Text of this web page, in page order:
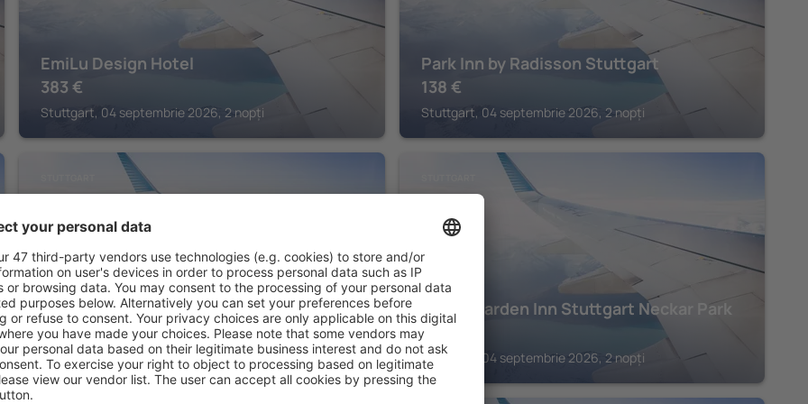
EmiLu Design Hotel
383 €
Stuttgart, 04 septembrie 2026, 2 nopți
Park Inn by Radisson Stuttgart
138 €
Stuttgart, 04 septembrie 2026, 2 nopți
Hotel Unger
259€
Stuttgart, 04 septembrie 2026, 2 nopți
Hilton Garden Inn Stuttgart Neckar Park
300
Stuttgart, 04 septembrie 2026, 2 nopți